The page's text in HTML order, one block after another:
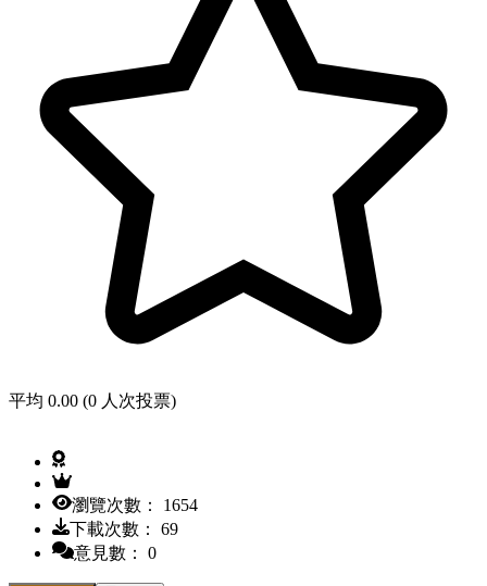
平均 0.00 (0 人次投票)
瀏覽次數： 1654
下載次數： 69
意見數： 0